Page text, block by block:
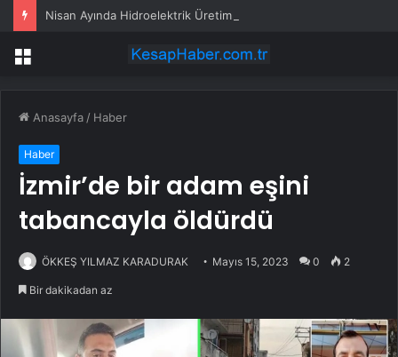
Nisan Ayında Hidroelektrik Üretim Rekoru!
Menü
Anasayfa / Haber
Haber
İzmir’de bir adam eşini
tabancayla öldürdü
ÖKKEŞ YILMAZ KARADURAK Mayıs 15, 2023 0 2
Bir dakikadan az